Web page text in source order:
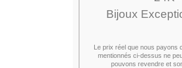
Bijoux
Le prix réel que nous payons
mentionnés ci-dessus ne
pouvons revendre et